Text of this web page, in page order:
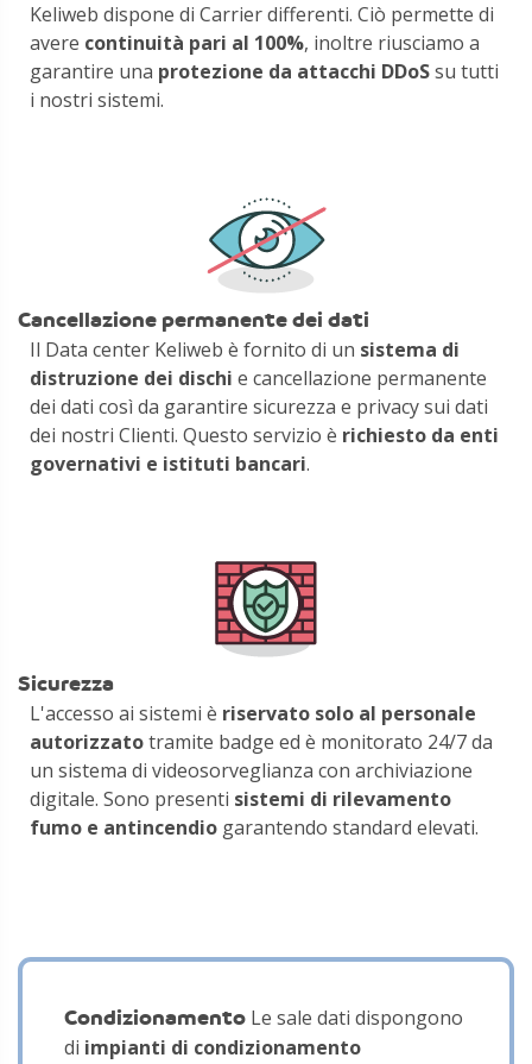
Keliweb dispone di Carrier differenti. Ciò permette di
avere continuità pari al 100%, inoltre riusciamo a
garantire una protezione da attacchi DDoSsu tutti
i nostri sistemi.
Cancellazione permanente dei dati
Il Data center Keliweb è fornito di un sistema di
distruzione dei dischi e cancellazione permanente
dei dati così da garantire sicurezza e privacy sui dati
dei nostri Clienti. Questo servizio è richiesto da enti
governativi e istituti bancari.
Sicurezza
L'accesso ai sistemi è riservato solo al personale
autorizzatotramite badge ed è monitorato 24/7 da
un sistema di videosorveglianza con archiviazione
digitale. Sono presenti sistemi di rilevamento
fumo e antincendio garantendo standard elevati.
Condizionamento Le sale dati dispongono
di impianti di condizionamento